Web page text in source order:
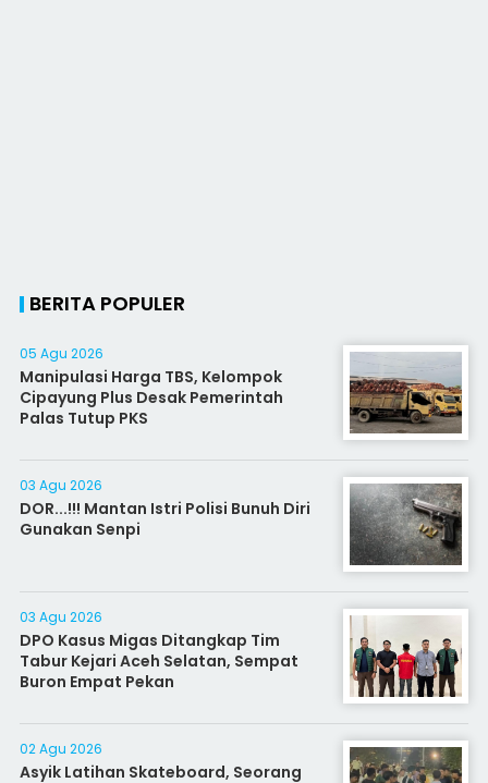
BERITA POPULER
05 Agu 2026
Manipulasi Harga TBS, Kelompok
Cipayung Plus Desak Pemerintah
Palas Tutup PKS
03 Agu 2026
DOR...!!! Mantan Istri Polisi Bunuh Diri
Gunakan Senpi
03 Agu 2026
DPO Kasus Migas Ditangkap Tim
Tabur Kejari Aceh Selatan, Sempat
Buron Empat Pekan
02 Agu 2026
Asyik Latihan Skateboard, Seorang